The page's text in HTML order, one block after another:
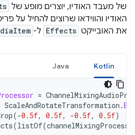
של מעבד האודיו, יוצרים מופע של
האודיו והווידאו שרוצים להחיל על
את האובייקט Effects ל-
Kotlin
Java
=
ScaleAndRotateTransformation .
(-0.5f, 0.5f, -0.5f, 0.5f)
(listOf(